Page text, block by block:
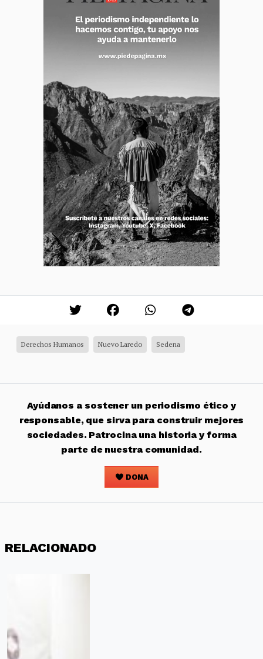
Derechos Humanos Nuevo Laredo Sedena
Ayúdanos a sostener un periodismo ético y
responsable, que sirva para construir mejores
sociedades. Patrocina una historia y forma
parte de nuestra comunidad.
DONA
RELACIONADO